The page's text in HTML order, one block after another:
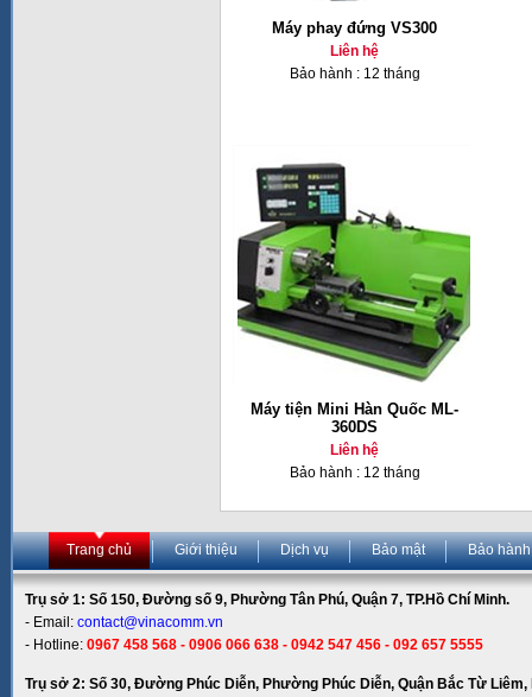
Máy phay đứng VS300
Liên hệ
Bảo hành : 12 tháng
Máy tiện Mini Hàn Quốc ML-
360DS
Liên hệ
Bảo hành : 12 tháng
Trang chủ Giới thiệu Dịch vụ Bảo mật Bảo hành
Trụ sở 1: Số 150, Đường số 9, Phường Tân Phú, Quận 7, TP.Hồ Chí Minh.
- Email: contact@vinacomm.vn
- Hotline: 0967 458 568 - 0906 066 638 - 0942 547 456 - 092 657 5555
Trụ sở 2: Số 30, Đường Phúc Diễn, Phường Phúc Diễn, Quận Bắc Từ Liêm,